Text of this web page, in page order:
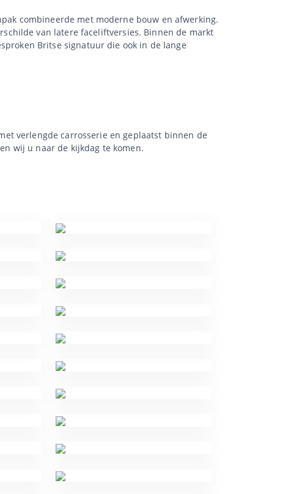
combineerde met moderne bouw en afwerking.
van latere faceliftversies. Binnen de markt
Britse signatuur die ook in de lange
verlengde carrosserie en geplaatst binnen de
wij u naar de kijkdag te komen.